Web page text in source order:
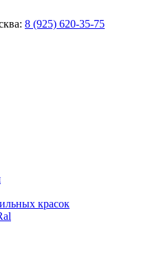
8 (925) 620-35-75
красок